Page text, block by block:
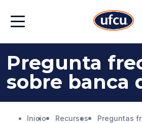
contenido
contenido
de
página
Abrir
Pregunta
sobre banca
Inicio Recursos
Preguntas